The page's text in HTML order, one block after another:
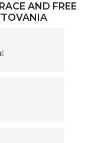
AND FREE